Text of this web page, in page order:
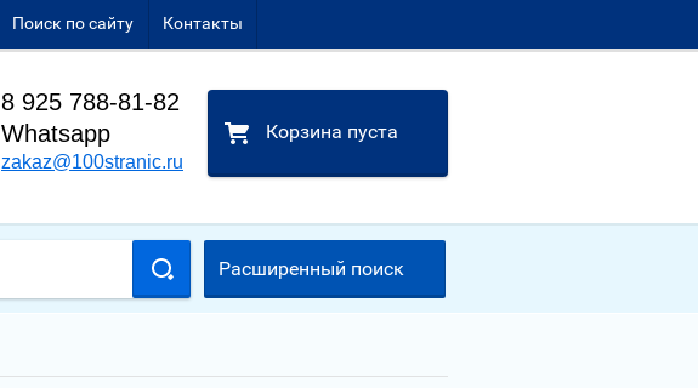
Поиск по сайту Контакты
8 925 788-81-82
Whatsapp
zakaz@100stranic.ru
Корзина пуста
Расширенный поиск